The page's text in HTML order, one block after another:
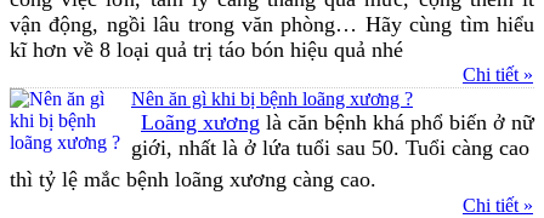
vận động, ngồi lâu trong văn phòng… Hãy cùng tìm hiểu
kĩ hơn về 8 loại quả trị táo bón hiệu quả nhé
Chi tiết »
Nên ăn gì khi bị bệnh loãng xương ?
Loãng xương là căn bệnh khá phổ biến ở nữ
giới, nhất là ở lứa tuổi sau 50. Tuổi càng cao
thì tỷ lệ mắc bệnh loãng xương càng cao.
Chi tiết »